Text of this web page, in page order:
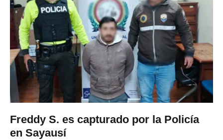
Freddy S. es capturado por la Policía
en Sayausí